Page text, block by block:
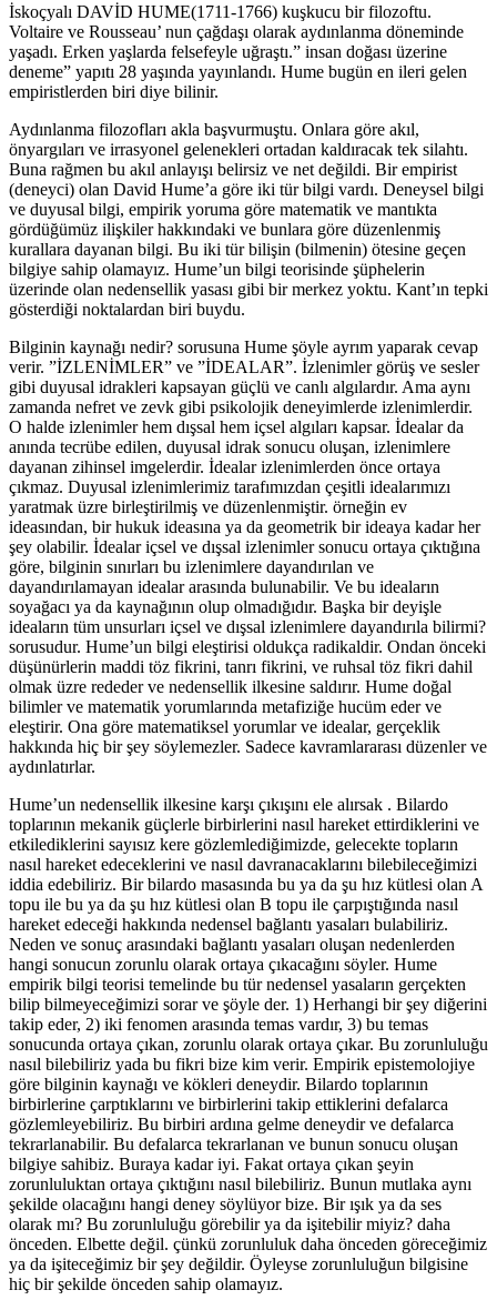
İskoçyalı DAVİD HUME(1711-1766) kuşkucu bir filozoftu.
Voltaire ve Rousseau’ nun çağdaşı olarak aydınlanma döneminde
yaşadı. Erken yaşlarda felsefeyle uğraştı.” insan doğası üzerine
deneme” yapıtı 28 yaşında yayınlandı. Hume bugün en ileri gelen
empiristlerden biri diye bilinir.
Aydınlanma filozofları akla başvurmuştu. Onlara göre akıl,
önyargıları ve irrasyonel gelenekleri ortadan kaldıracak tek silahtı.
Buna rağmen bu akıl anlayışı belirsiz ve net değildi. Bir empirist
(deneyci) olan David Hume’a göre iki tür bilgi vardı. Deneysel bilgi
ve duyusal bilgi, empirik yoruma göre matematik ve mantıkta
gördüğümüz ilişkiler hakkındaki ve bunlara göre düzenlenmiş
kurallara dayanan bilgi. Bu iki tür bilişin (bilmenin) ötesine geçen
bilgiye sahip olamayız. Hume’un bilgi teorisinde şüphelerin
üzerinde olan nedensellik yasası gibi bir merkez yoktu. Kant’ın tepki
gösterdiği noktalardan biri buydu.
Bilginin kaynağı nedir? sorusuna Hume şöyle ayrım yaparak cevap
verir. ”İZLENİMLER” ve ”İDEALAR”. İzlenimler görüş ve sesler
gibi duyusal idrakleri kapsayan güçlü ve canlı algılardır. Ama aynı
zamanda nefret ve zevk gibi psikolojik deneyimlerde izlenimlerdir.
O halde izlenimler hem dışsal hem içsel algıları kapsar. İdealar da
anında tecrübe edilen, duyusal idrak sonucu oluşan, izlenimlere
dayanan zihinsel imgelerdir. İdealar izlenimlerden önce ortaya
çıkmaz. Duyusal izlenimlerimiz tarafımızdan çeşitli idealarımızı
yaratmak üzre birleştirilmiş ve düzenlenmiştir. örneğin ev
ideasından, bir hukuk ideasına ya da geometrik bir ideaya kadar her
şey olabilir. İdealar içsel ve dışsal izlenimler sonucu ortaya çıktığına
göre, bilginin sınırları bu izlenimlere dayandırılan ve
dayandırılamayan idealar arasında bulunabilir. Ve bu ideaların
soyağacı ya da kaynağının olup olmadığıdır. Başka bir deyişle
ideaların tüm unsurları içsel ve dışsal izlenimlere dayandırıla bilirmi?
sorusudur. Hume’un bilgi eleştirisi oldukça radikaldir. Ondan önceki
düşünürlerin maddi töz fikrini, tanrı fikrini, ve ruhsal töz fikri dahil
olmak üzre rededer ve nedensellik ilkesine saldırır. Hume doğal
bilimler ve matematik yorumlarında metafiziğe hucüm eder ve
eleştirir. Ona göre matematiksel yorumlar ve idealar, gerçeklik
hakkında hiç bir şey söylemezler. Sadece kavramlararası düzenler ve
aydınlatırlar.
Hume’un nedensellik ilkesine karşı çıkışını ele alırsak . Bilardo
toplarının mekanik güçlerle birbirlerini nasıl hareket ettirdiklerini ve
etkilediklerini sayısız kere gözlemlediğimizde, gelecekte topların
nasıl hareket edeceklerini ve nasıl davranacaklarını bilebileceğimizi
iddia edebiliriz. Bir bilardo masasında bu ya da şu hız kütlesi olan A
topu ile bu ya da şu hız kütlesi olan B topu ile çarpıştığında nasıl
hareket edeceği hakkında nedensel bağlantı yasaları bulabiliriz.
Neden ve sonuç arasındaki bağlantı yasaları oluşan nedenlerden
hangi sonucun zorunlu olarak ortaya çıkacağını söyler. Hume
empirik bilgi teorisi temelinde bu tür nedensel yasaların gerçekten
bilip bilmeyeceğimizi sorar ve şöyle der. 1) Herhangi bir şey diğerini
takip eder, 2) iki fenomen arasında temas vardır, 3) bu temas
sonucunda ortaya çıkan, zorunlu olarak ortaya çıkar. Bu zorunluluğu
nasıl bilebiliriz yada bu fikri bize kim verir. Empirik epistemolojiye
göre bilginin kaynağı ve kökleri deneydir. Bilardo toplarının
birbirlerine çarptıklarını ve birbirlerini takip ettiklerini defalarca
gözlemleyebiliriz. Bu birbiri ardına gelme deneydir ve defalarca
tekrarlanabilir. Bu defalarca tekrarlanan ve bunun sonucu oluşan
bilgiye sahibiz. Buraya kadar iyi. Fakat ortaya çıkan şeyin
zorunluluktan ortaya çıktığını nasıl bilebiliriz. Bunun mutlaka aynı
şekilde olacağını hangi deney söylüyor bize. Bir ışık ya da ses
olarak mı? Bu zorunluluğu görebilir ya da işitebilir miyiz? daha
önceden. Elbette değil. çünkü zorunluluk daha önceden göreceğimiz
ya da işiteceğimiz bir şey değildir. Öyleyse zorunluluğun bilgisine
hiç bir şekilde önceden sahip olamayız.